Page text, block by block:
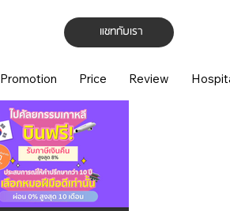
แชทกับเรา
Promotion Price Review